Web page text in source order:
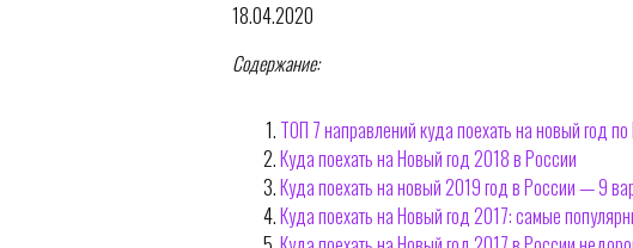
18.04.2020
Содержание:
ТОП 7 направлений куда поехать на новый год
Куда поехать на Новый год 2018 в России
Куда поехать на новый 2019 год в России — 9
Куда поехать на Новый год 2017: самые